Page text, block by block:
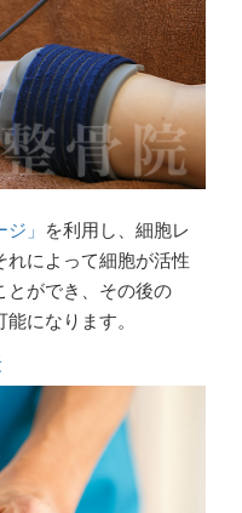
」 を利用し、細胞レ
によって細胞が活性
とができ、その後の
になります。